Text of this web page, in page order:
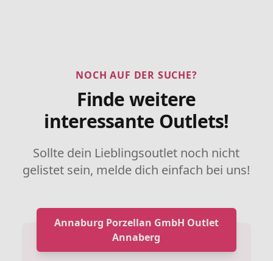
NOCH AUF DER SUCHE?
Finde weitere
interessante Outlets!
Sollte dein Lieblingsoutlet noch nicht
gelistet sein, melde dich einfach bei uns!
Annaburg Porzellan GmbH Outlet
Annaberg